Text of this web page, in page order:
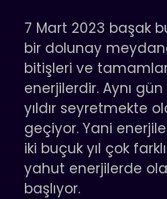
7 Mart 2023 başak
bir dolunay
bitişleri ve
enerjilerdir. Aynı
yıldır seyretmekte
geçiyor. Yani
iki buçuk yıl çok
yahut enerjilerde
başlıyor.